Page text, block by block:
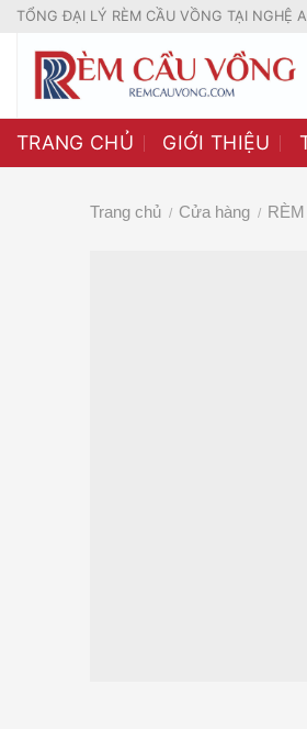
Skip
content
TỔNG ĐẠI LÝ RÈM CẦU VỒNG TẠI NGHỆ
TRANG CHỦ GIỚI THIỆU
Trang chủ / Cửa hàng /